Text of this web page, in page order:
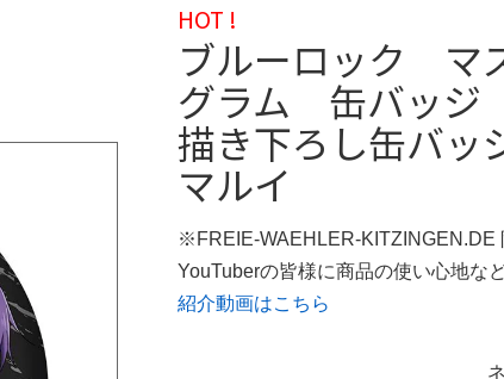
HOT !
ブルーロック
グラム 缶バッジ
描き下ろし缶バッ
マルイ
※FREIE-WAEHLER-KITZINGEN.DE
YouTuberの皆様に商品の使い心地な
紹介動画はこちら